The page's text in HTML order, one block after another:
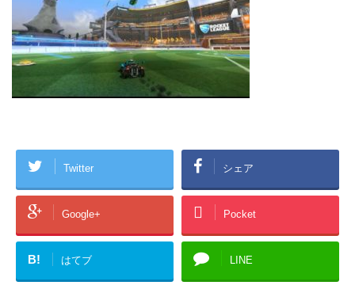
Twitter シェア
Google+ Pocket
B! はてブ LINE